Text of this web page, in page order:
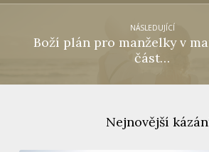
NÁSLEDUJÍCÍ
Boží plán pro manželky v
část…
Nejnovější